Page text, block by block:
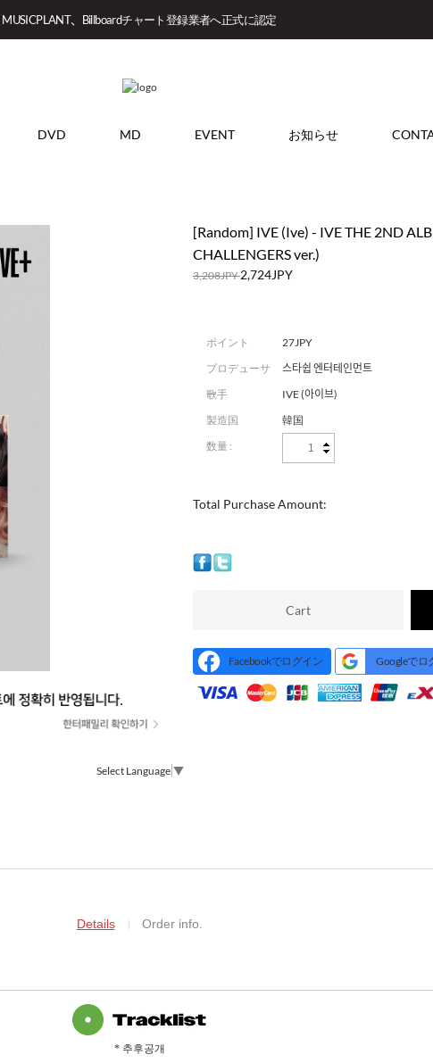
MUSICPLANT、Billboardチャート登録業者へ正式に認定
DVD MD EVENT お知らせ
[Random] IVE (Ive) - IVE THE 2ND
CHALLENGERS ver.)
3,208JPY2,724JPY
ポイント
27JPY
プロデューサ
ー
스타쉽 엔터테인먼트
歌手
IVE (아이브)
製造国
韓国
数量 :
Total Purchase Amount:
Cart
Facebookでログイン Googleでロ
Select Language ▼
Details Order info.
* 추후공개